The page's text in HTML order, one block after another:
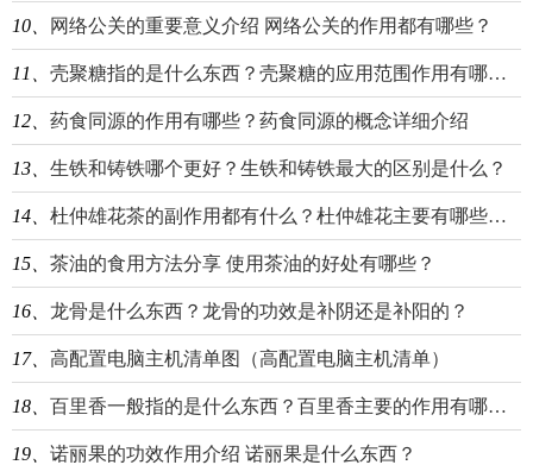
10、 网络公关的重要意义介绍 网络公关的作用都有哪些？
11、 壳聚糖指的是什么东西？壳聚糖的应用范围作用有哪些？
12、 药食同源的作用有哪些？药食同源的概念详细介绍
13、 生铁和铸铁哪个更好？生铁和铸铁最大的区别是什么？
14、 杜仲雄花茶的副作用都有什么？杜仲雄花主要有哪些功效？
15、 茶油的食用方法分享 使用茶油的好处有哪些？
16、 龙骨是什么东西？龙骨的功效是补阴还是补阳的？
17、 高配置电脑主机清单图（高配置电脑主机清单）
18、 百里香一般指的是什么东西？百里香主要的作用有哪些？
19、 诺丽果的功效作用介绍 诺丽果是什么东西？